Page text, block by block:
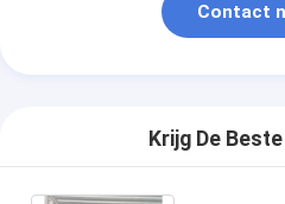
Contact
Krijg De